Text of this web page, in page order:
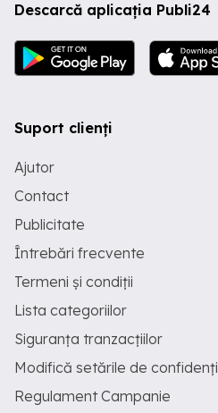
Descarcă aplicația Publi24
Suport clienți
Ajutor
Contact
Publicitate
Întrebări frecvente
Termeni și condiții
Lista categoriilor
Siguranța tranzacțiilor
Modifică setările de
Regulament Campanie